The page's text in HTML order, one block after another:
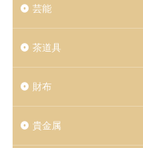
芸能
茶道具
財布
貴金属